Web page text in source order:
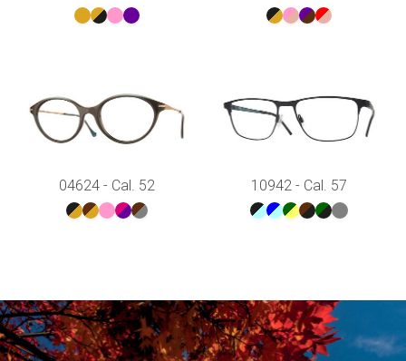
04624 - Cal. 52 10942 - Cal. 57